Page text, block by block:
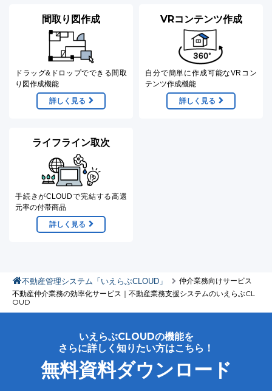
間取り図作成
ドラッグ&ドロップでできる間取
り図作成機能
詳しく見る
VRコンテンツ作成
自分で簡単に作成可能なVRコン
テンツ作成機能
詳しく見る
ライフライン取次
手続きがCLOUDで完結する高還
元率の付帯商品
詳しく見る
不動産管理システム「いえらぶCLOUD」 仲介業務向けサービス
不動産仲介業務の効率化サービス｜不動産業務支援システムのいえらぶCL
OUD
いえらぶCLOUDの機能を
さらに詳しく知りたい方はこちら！
無料資料ダウンロード